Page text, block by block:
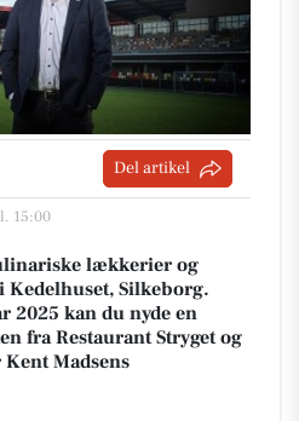
Del artikel
15:00
lækkerier og
Silkeborg.
2025 kan du nyde en
fra Restaurant Stryget og
Madsens